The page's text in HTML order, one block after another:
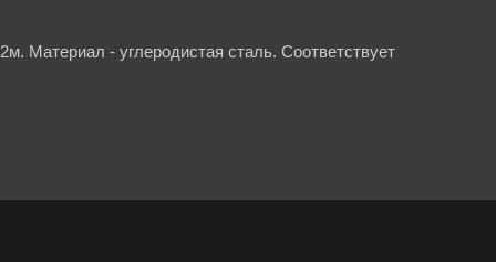
Материал - углеродистая сталь. Соответствует